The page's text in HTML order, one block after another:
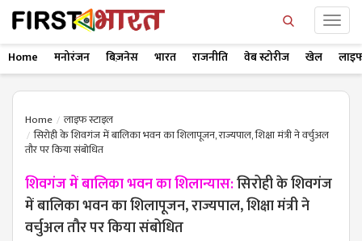
Home मनोरंजन बिज़नेस भारत राजनीति वेब स्टोरीज खेल
Home
लाइफ स्टाइल
सिरोही के शिवगंज में बालिका भवन का शिलापूजन, राज्यपाल, शिक्षा मंत्री ने वर्चुअल
तौर पर किया संबोधित
शिवगंज में बालिका भवन का शिलान्यास:सिरोही के शिवगंज
में बालिका भवन का शिलापूजन, राज्यपाल, शिक्षा मंत्री ने
वर्चुअल तौर पर किया संबोधित